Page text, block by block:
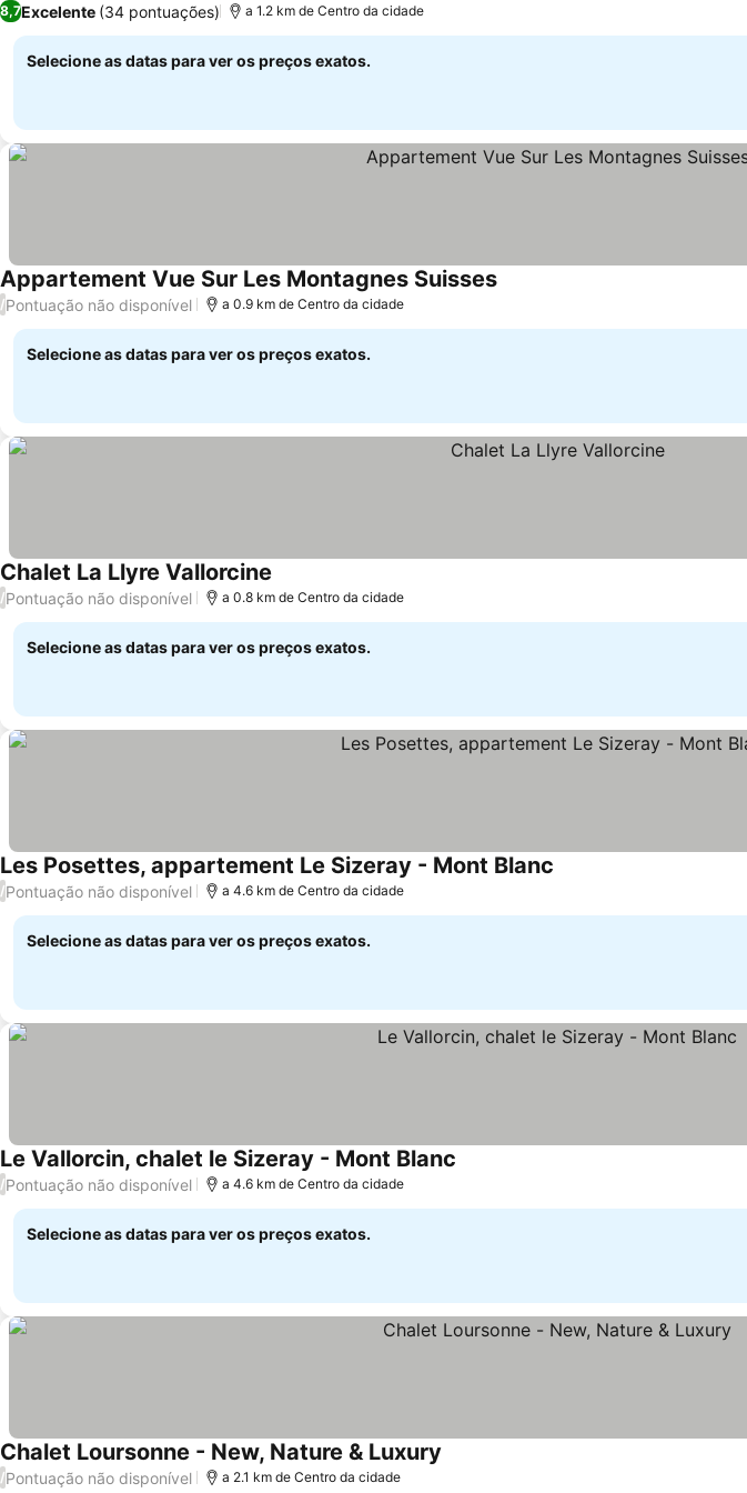
8,7Excelente (34 pontuações) a 1.2 km de Centro da cidade
Selecione as datas para ver os preços exatos.
Appartement Vue Sur Les Montagnes Suisses
/Pontuação não disponível a 0.9 km de Centro da cidade
Selecione as datas para ver os preços exatos.
Chalet La Llyre Vallorcine
/Pontuação não disponível a 0.8 km de Centro da cidade
Selecione as datas para ver os preços exatos.
Les Posettes, appartement Le Sizeray - Mont Blanc
/Pontuação não disponível a 4.6 km de Centro da cidade
Selecione as datas para ver os preços exatos.
Le Vallorcin, chalet le Sizeray - Mont Blanc
/Pontuação não disponível a 4.6 km de Centro da cidade
Selecione as datas para ver os preços exatos.
Chalet Loursonne - New, Nature & Luxury
/Pontuação não disponível a 2.1 km de Centro da cidade